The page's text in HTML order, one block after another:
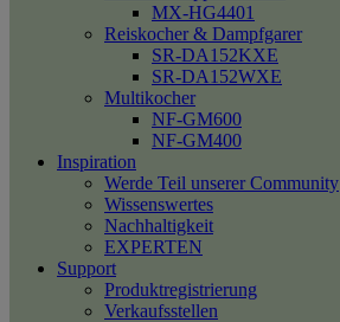
MX-HG4401
Reiskocher & Dampfgarer
SR-DA152KXE
SR-DA152WXE
Multikocher
NF-GM600
NF-GM400
Inspiration
Werde Teil unserer Community
Wissenswertes
Nachhaltigkeit
EXPERTEN
Support
Produktregistrierung
Verkaufsstellen